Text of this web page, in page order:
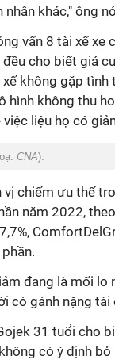
nhân khác," ông
vấn 8 tài xế xe
đều cho biết giá
không gặp tình
hình không thu
việc liệu họ có
CNA).
vị chiếm ưu thế
năm 2022,
đang là mối lo
có gánh nặng tài
31 tuổi cho
có ý định